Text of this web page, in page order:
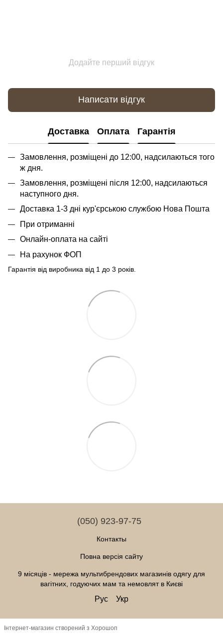
Додайте перший відгук
Написати відгук
Доставка Оплата Гарантія
Замовлення, розміщені до 12:00, надсилаються того
ж дня.
Замовлення, розміщені після 12:00, надсилаються
наступного дня.
Доставка 1-3 дні кур'єрською службою Нова Пошта
При отриманні
Онлайн-оплата на сайті
На рахунок ФОП
Гарантія від виробника від 1 до 3 років.
(050) 923-97-75
Контакты
Повна версія сайту
9 місяців - мережа мультибрендових магазинів одягу для
вагітних, годуючих мам та немовлят в Києві
Рус Укр
Інтернет-магазин створений з Хорошоп